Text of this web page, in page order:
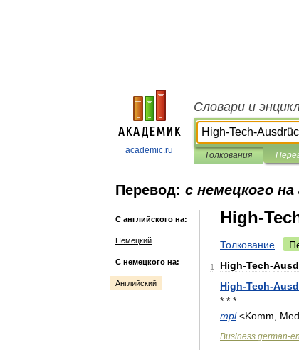
academic.ru
Словари и
Толкования
Перевод: с немецкого на
С английского на:
Немецкий
С немецкого на:
Английский
High-
Толкование
1 High-Tech-
High-Tech-
* * *
mpl<Komm
Business german-